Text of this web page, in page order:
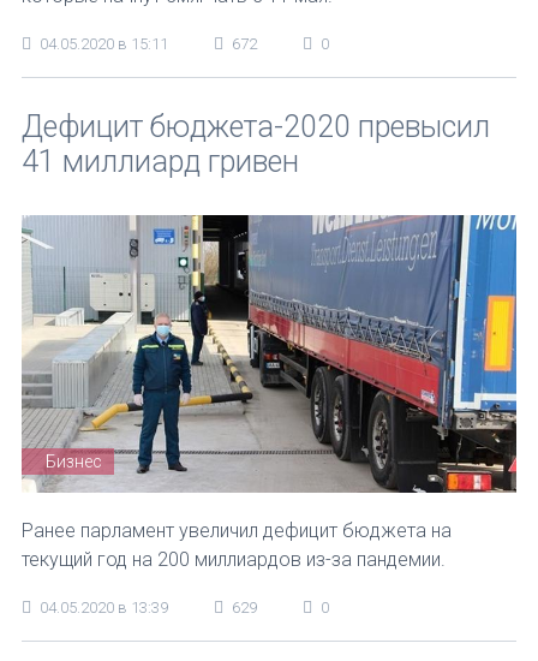
04.05.2020 в 15:11 672 0
Дефицит бюджета-2020 превысил
41 миллиард гривен
Бизнес
Ранее парламент увеличил дефицит бюджета на
текущий год на 200 миллиардов из-за пандемии.
04.05.2020 в 13:39 629 0